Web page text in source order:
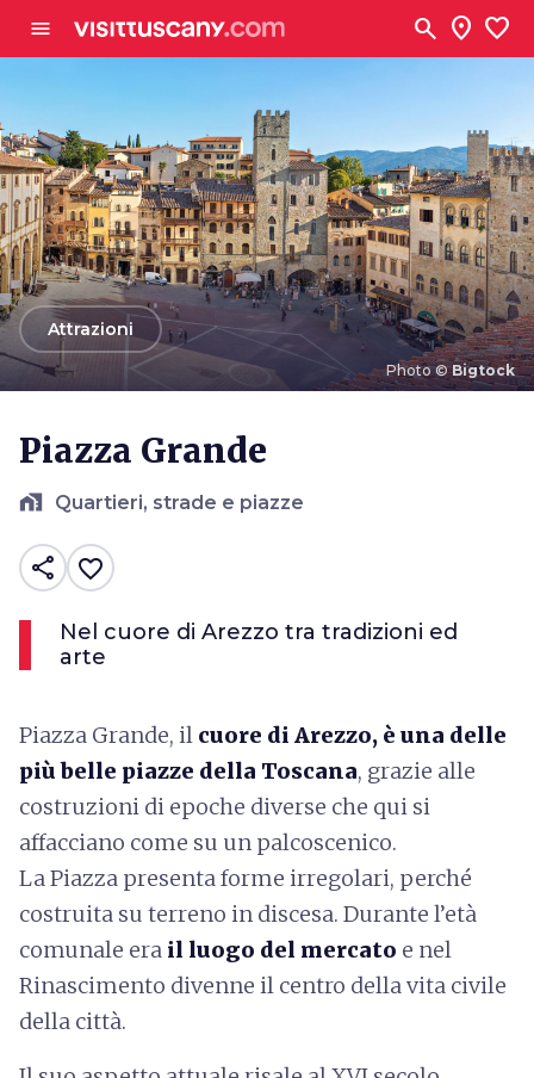
menu search location_on favorite
Photo ©Bigtock
arrow_back
Attrazioni
Piazza Grande
home_work Quartieri, strade e piazze
share favorite_border
Nel cuore di Arezzo tra tradizioni ed
arte
Piazza Grande, il cuore di Arezzo, è una delle
più belle piazze della Toscana, grazie alle
costruzioni di epoche diverse che qui si
affacciano come su un palcoscenico.
La Piazza presenta forme irregolari, perché
costruita su terreno in discesa. Durante l’età
comunale era il luogo del mercato e nel
Rinascimento divenne il centro della vita civile
della città.